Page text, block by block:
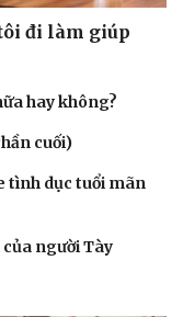
đi làm giúp
hay không?
cuối)
tình dục tuổi mãn
người Tày